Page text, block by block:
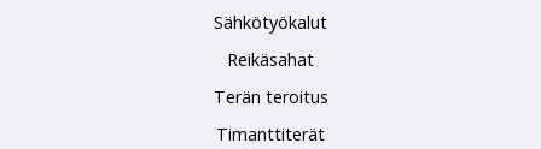
Sähkötyökalut
Reikäsahat
Terän teroitus
Timanttiterät